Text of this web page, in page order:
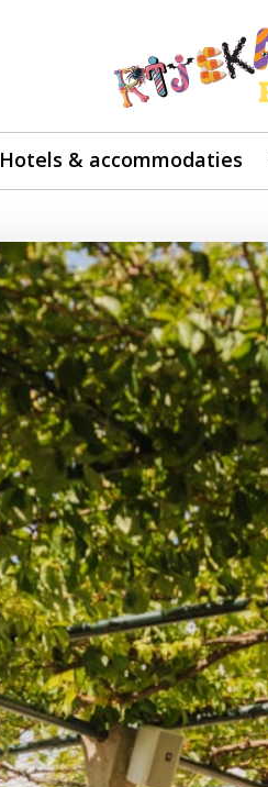
Hotels & accommodaties